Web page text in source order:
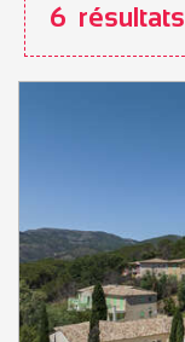
6 résultats